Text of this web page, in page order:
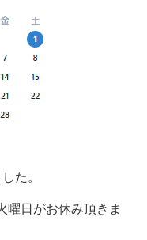
た。
曜日がお休み頂きま